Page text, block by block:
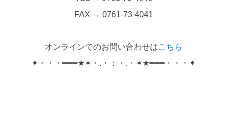
FAX → 0761-73-4041
オンラインでのお問い合わせはこちら
✦・・・━━━★✶・.・：・.・✶★━━━・・・✦